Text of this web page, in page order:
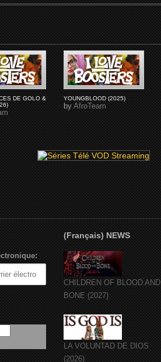
DE GOLO &
YOUNGBLOOD (2025)
byAfroTeam
(Français) NEWS
CHILDREN OF BLOOD AND
BONE (2027)
LA VOLUNTAD DE DIOS
(2026)